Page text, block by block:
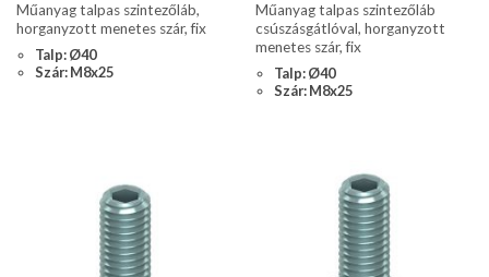
Műanyag talpas szintezőláb,
horganyzott menetes szár, fix
Talp: Ø40
Szár: M8x25
Műanyag talpas szintezőláb
csúszásgátlóval, horganyzott
menetes szár, fix
Talp: Ø40
Szár: M8x25